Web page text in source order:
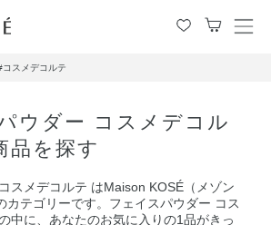
メ
コスメデコルテ
ウダー コスメデコル
品を探す
スメデコルテ はMaison KOSÉ（メゾン
カテゴリーです。フェイスパウダー コス
中に、あなたのお気に入りの1品がきっ